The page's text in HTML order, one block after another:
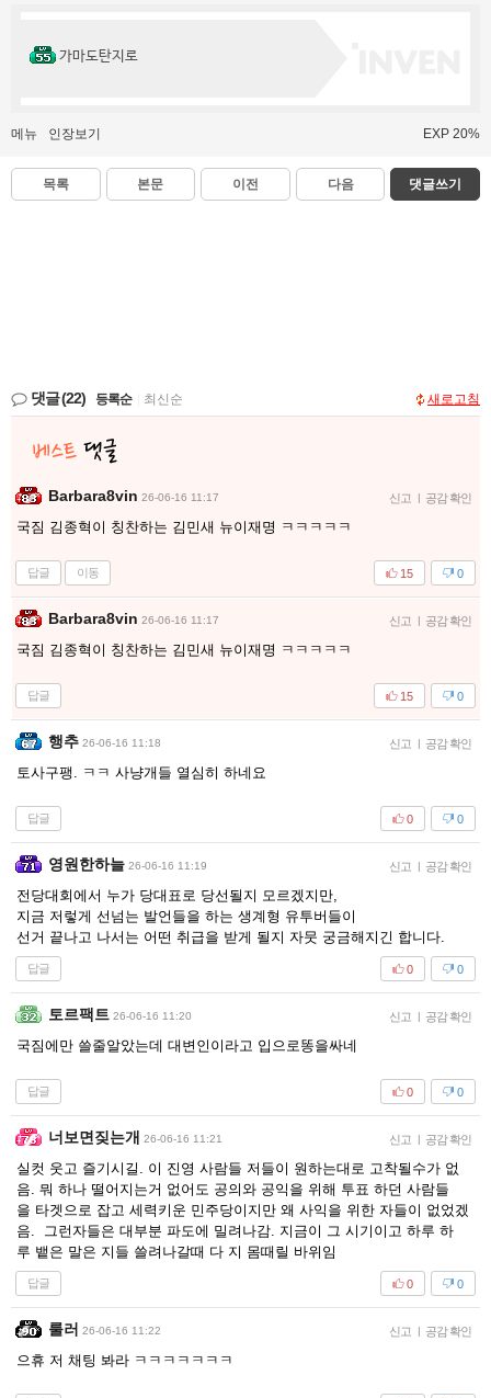
가마도탄지로
메뉴 인장보기 EXP 20%
목록 본문 이전 다음 댓글쓰기
댓글(22) 등록순 최신순 새로고침
Barbara8vin 26-06-16 11:17 신고 | 공감 확인
국짐 김종혁이 칭찬하는 김민새 뉴이재명 ㅋㅋㅋㅋㅋ
답글 이동 0
15
Barbara8vin 26-06-16 11:17 신고 | 공감 확인
국짐 김종혁이 칭찬하는 김민새 뉴이재명 ㅋㅋㅋㅋㅋ
답글 0
15
행추 26-06-16 11:18 신고 | 공감 확인
토사구팽. ㅋㅋ 사냥개들 열심히 하네요
답글 0
0
영원한하늘 26-06-16 11:19 신고 | 공감 확인
전당대회에서 누가 당대표로 당선될지 모르겠지만,
지금 저렇게 선넘는 발언들을 하는 생계형 유투버들이
선거 끝나고 나서는 어떤 취급을 받게 될지 자뭇 궁금해지긴 합니다.
답글 0
0
토르팩트 26-06-16 11:20 신고 | 공감 확인
국짐에만 쓸줄알았는데 대변인이라고 입으로똥을싸네
답글 0
0
너보면짖는개 26-06-16 11:21 신고 | 공감 확인
실컷 웃고 즐기시길. 이 진영 사람들 저들이 원하는대로 고착될수가 없
음. 뭐 하나 떨어지는거 없어도 공의와 공익을 위해 투표 하던 사람들
을 타겟으로 잡고 세력키운 민주당이지만 왜 사익을 위한 자들이 없었겠
음. 그런자들은 대부분 파도에 밀려나감. 지금이 그 시기이고 하루 하
루 뱉은 말은 지들 쓸려나갈때 다 지 몸때릴 바위임
답글 0
0
룰러 26-06-16 11:22 신고 | 공감 확인
으휴 저 채팅 봐라 ㅋㅋㅋㅋㅋㅋㅋ